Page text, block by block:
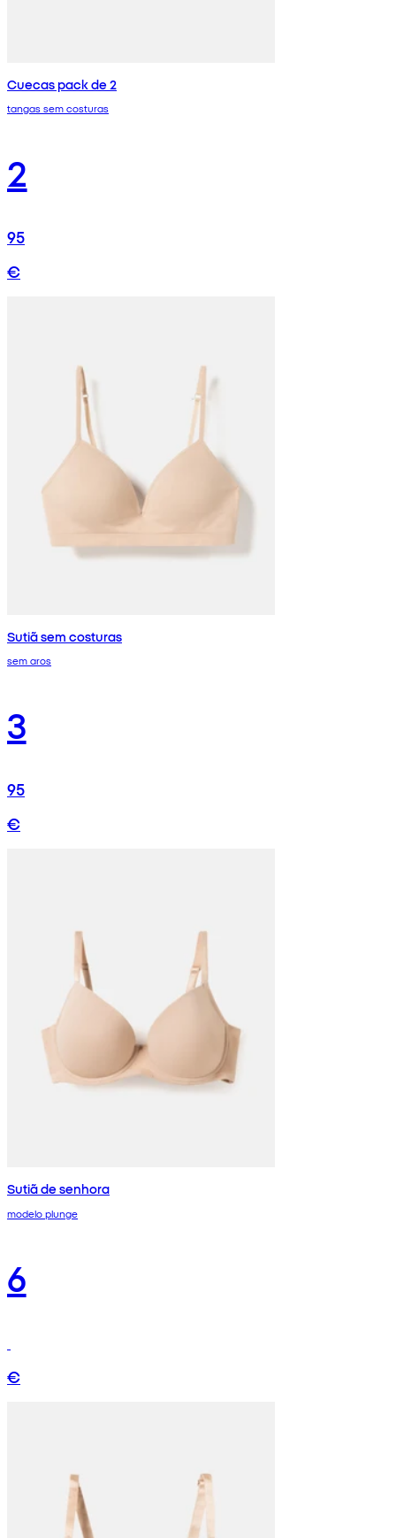
Cuecas pack de 2
tangas sem costuras
2
95
€
Sutiã sem costuras
sem aros
3
95
€
Sutiã de senhora
modelo plunge
6
€